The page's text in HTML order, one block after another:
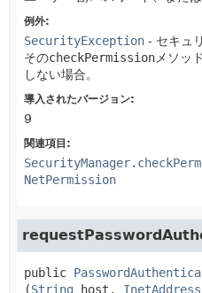
例外:
SecurityException - セキュ
そのcheckPermission メソッ
しない場合。
導入されたバージョン:
9
関連項目:
NetPermission
public
(String host, InetAddress